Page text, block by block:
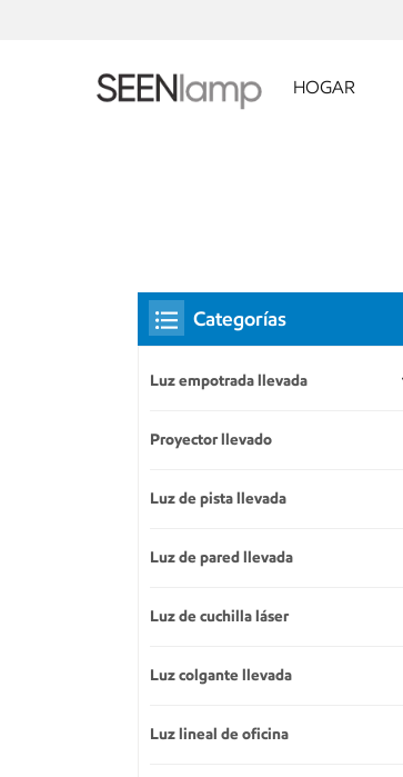
HOGAR
Categorías
Luz empotrada llevada
Proyector llevado
Luz de pista llevada
Luz de pared llevada
Luz de cuchilla láser
Luz colgante llevada
Luz lineal de oficina